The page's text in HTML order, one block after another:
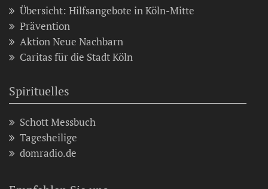
Übersicht: Hilfsangebote in Köln-Mitte
Prävention
Aktion Neue Nachbarn
Caritas für die Stadt Köln
Spirituelles
Schott Messbuch
Tagesheilige
domradio.de